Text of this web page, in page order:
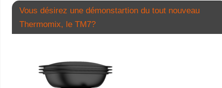
Vous désirez une démonstartion du tout nouveau
Thermomix, le TM7?